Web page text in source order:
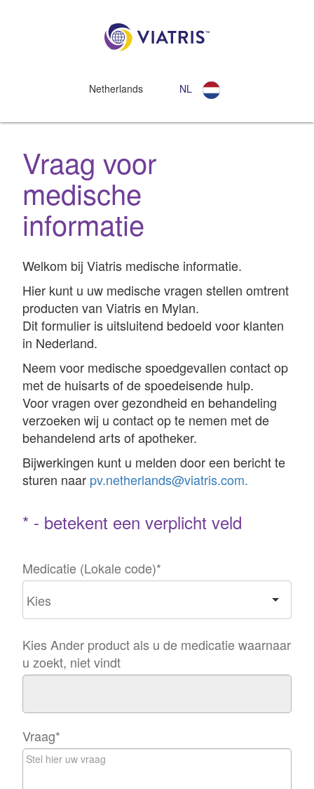
Netherlands NL
Vraag voor
medische
informatie
Welkom bij Viatris medische informatie.
Hier kunt u uw medische vragen stellen omtrent
producten van Viatris en Mylan.
Dit formulier is uitsluitend bedoeld voor klanten
in Nederland.
Neem voor medische spoedgevallen contact op
met de huisarts of de spoedeisende hulp.
Voor vragen over gezondheid en behandeling
verzoeken wij u contact op te nemen met de
behandelend arts of apotheker.
Bijwerkingen kunt u melden door een bericht te
sturen naar pv.netherlands@viatris.com.
* - betekent een verplicht veld
Medicatie (Lokale code)*
Kies Ander product als u de medicatie waarnaar
u zoekt, niet vindt
Vraag*